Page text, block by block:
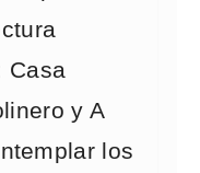
Casa
y A
los